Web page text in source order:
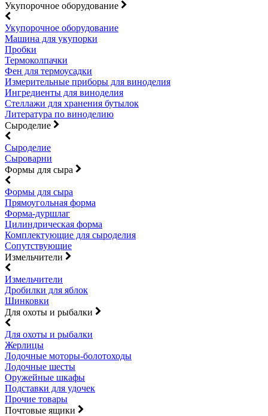
Укупорочное оборудование
Укупорочное оборудование
Машина для укупорки
Пробки
Термоколпачки
Фен для термоусадки
Измерительные приборы для виноделия
Ингредиенты для виноделия
Стеллажи для хранения бутылок
Литература по виноделию
Сыроделие
Сыроделие
Сыроварни
Формы для сыра
Формы для сыра
Прямоугольная форма
Форма-дуршлаг
Цилиндрическая форма
Комплектующие для сыроделия
Сопутствующие
Измельчители
Измельчители
Дробилки для яблок
Шинковки
Для охоты и рыбалки
Для охоты и рыбалки
Жерлицы
Лодочные моторы-болотоходы
Лодочные шесты
Оружейные шкафы
Подставки для удочек
Прочие товары
Почтовые ящики